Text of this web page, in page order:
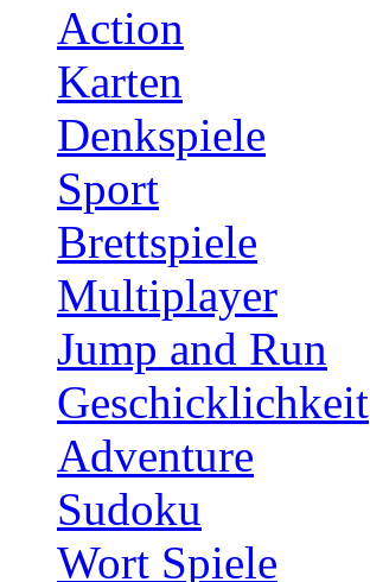
Action
Karten
Denkspiele
Sport
Brettspiele
Multiplayer
Jump and Run
Geschicklichkeit
Adventure
Sudoku
Wort Spiele